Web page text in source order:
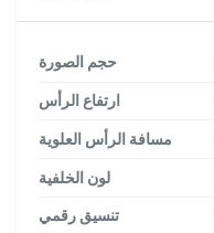
حجم الصورة
ارتفاع الرأس
مسافة الرأس العلوية
لون الخلفية
تنسيق رقمي